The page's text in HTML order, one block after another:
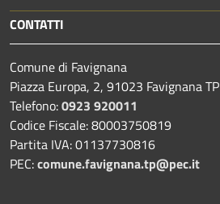
CONTATTI
Comune di Favignana
Piazza Europa, 2, 91023 Favignana TP
Telefono:0923 920011
Codice Fiscale: 80003750819
Partita IVA: 01137730816
PEC:comune.favignana.tp@pec.it